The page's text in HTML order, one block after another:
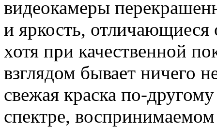
видеокамеры
и яркость, отличающиеся
хотя при качественной
взглядом бывает ничего
свежая краска по-
спектре,